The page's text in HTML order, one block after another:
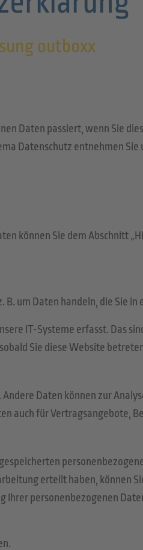
outboxx
Daten passiert, wenn Sie
Datenschutz entnehmen
können Sie dem Abschnitt
B. um Daten handeln, die Sie
IT-Systeme erfasst. Das
Sie diese Website
Daten können zur
auch für Vertragsangebote,
erteilt haben, können
personenbezogenen